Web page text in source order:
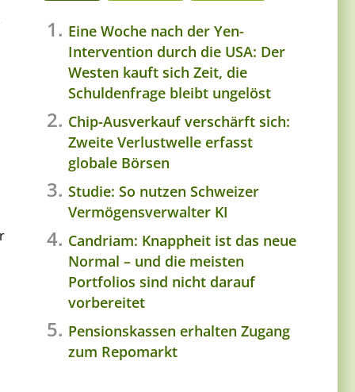
Eine Woche nach der Yen-
Intervention durch die USA: Der
Westen kauft sich Zeit, die
Schuldenfrage bleibt ungelöst
Chip-Ausverkauf verschärft sich:
Zweite Verlustwelle erfasst
globale Börsen
Studie: So nutzen Schweizer
Vermögensverwalter KI
Candriam: Knappheit ist das neue
Normal – und die meisten
Portfolios sind nicht darauf
vorbereitet
Pensionskassen erhalten Zugang
zum Repomarkt